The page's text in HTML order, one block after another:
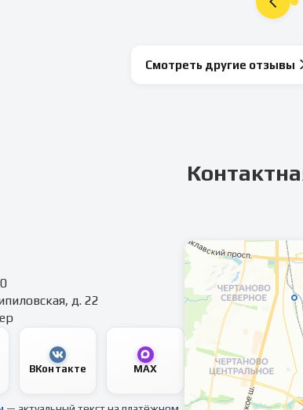
Смотреть другие отзывы
д. 22
ВКонтакте MAX